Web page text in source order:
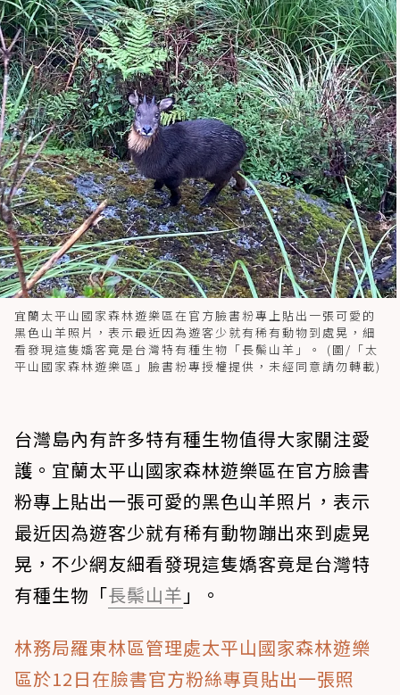
宜蘭太平山國家森林遊樂區在官方臉書粉專上貼出一張可愛的
黑色山羊照片，表示最近因為遊客少就有稀有動物到處晃，細
看發現這隻嬌客竟是台灣特有種生物「長鬃山羊」。 (圖/「太
平山國家森林遊樂區」臉書粉專授權提供，未經同意請勿轉載)
台灣島內有許多特有種生物值得大家關注愛
護。宜蘭太平山國家森林遊樂區在官方臉書
粉專上貼出一張可愛的黑色山羊照片，表示
最近因為遊客少就有稀有動物蹦出來到處晃
晃，不少網友細看發現這隻嬌客竟是台灣特
有種生物「長鬃山羊 」。
林務局羅東林區管理處太平山國家森林遊樂
區於12日在臉書官方粉絲專頁貼出一張照